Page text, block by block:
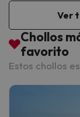
Ver
Chollos
favorito
Estos chollos